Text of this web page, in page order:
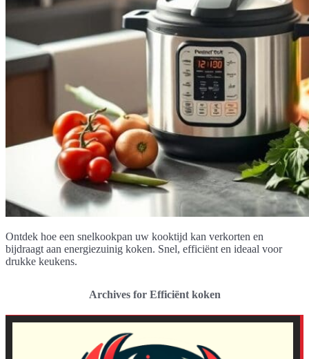
Ontdek hoe een snelkookpan uw kooktijd kan verkorten en
bijdraagt aan energiezuinig koken. Snel, efficiënt en ideaal voor
drukke keukens.
Archives for Efficiënt koken